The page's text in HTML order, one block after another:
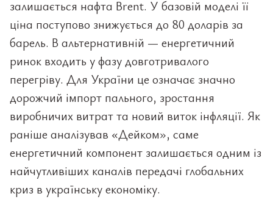
залишається нафта Brent. У базовій моделі її
ціна поступово знижується до 80 доларів за
барель. В альтернативній — енергетичний
ринок входить у фазу довготривалого
перегріву. Для України це означає значно
дорожчий імпорт пального, зростання
виробничих витрат та новий виток інфляції. Як
раніше аналізував «Дейком», саме
енергетичний компонент залишається одним із
найчутливіших каналів передачі глобальних
криз в українську економіку.